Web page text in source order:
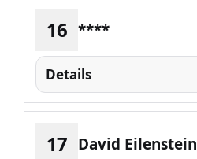
16 ****
Details
17 David Eilenstein